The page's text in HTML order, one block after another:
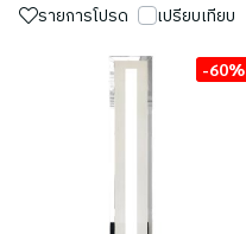
รายการโปรด เปรียบเทียบ
-60%